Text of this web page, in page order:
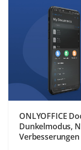
ONLYOFFICE
Dunkelmodus,
Verbesserungen